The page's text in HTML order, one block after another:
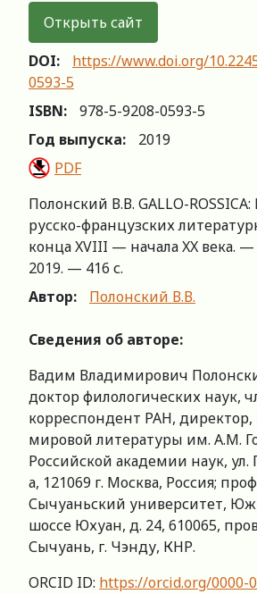
Открыть сайт
DOI:
https://www.doi.org/
0593-5
ISBN:
978-5-9208-0593-5
Год выпуска:
2019
PDF
Полонский В.В. GALLO-
русско-французских
конца XVIII — начала XX
2019. — 416 с.
Автор:
Полонский В.В.
Сведения об авторе:
Вадим Владимирович
доктор филологических наук,
корреспондент РАН,
мировой литературы им. А.М.
Российской академии наук, ул.
а, 121069 г. Москва, Россия;
Сычуаньский университет,
шоссе Юхуан, д. 24, 610065,
Сычуань, г. Чэнду, КНР.
ORCID ID: https://orcid.org/0000-